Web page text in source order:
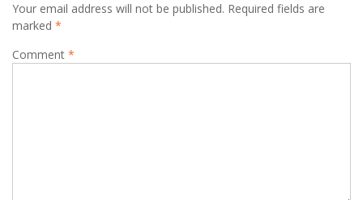
Your email address will not be published. Required fields are
marked *
Comment *